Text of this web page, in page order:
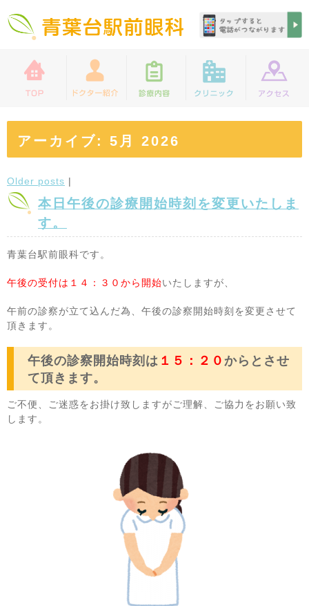
アーカイブ: 5月 2026
Older posts |
本日午後の診療開始時刻を変更いたしま
す。
青葉台駅前眼科です。
午後の受付は１４：３０から開始いたしますが、
午前の診察が立て込んだ為、午後の診察開始時刻を変更させて
頂きます。
午後の診察開始時刻は １５：２０ からとさせ
て頂きます。
ご不便、ご迷惑をお掛け致しますがご理解、ご協力をお願い致
します。